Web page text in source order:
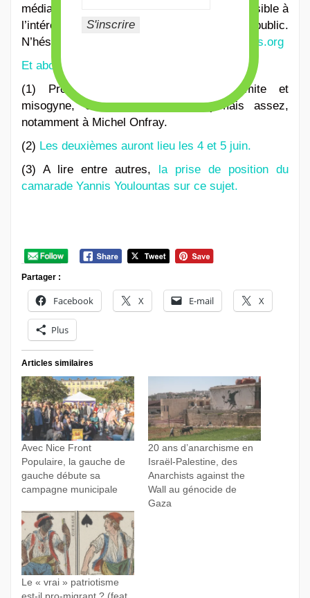
médias, de toute personne anarchiste ou sensible à
l’intérêt de cette pensée dans le débat public.
N’hésitez pas à nous écrire à
contact@mouais.org
Et abonnez-vous !
(1) Proudhon qui était aussi antisémite et
misogyne, on ne le rappellera jamais assez,
notamment à Michel Onfray.
(2) Les deuxièmes auront lieu les 4 et 5 juin.
(3) A lire entre autres,
la prise de position du
camarade Yannis Youlountas sur ce sujet.
Partager :
Facebook X E-mail X
Plus
Articles similaires
Avec Nice Front
Populaire, la gauche de
gauche débute sa
campagne municipale
20 ans d’anarchisme en
Israël-Palestine, des
Anarchists against the
Wall au génocide de
Gaza
Le « vrai » patriotisme